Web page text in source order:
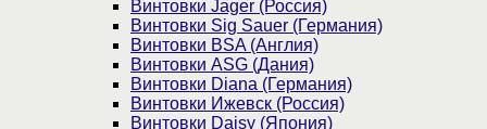
Винтовки Jager (Россия)
Винтовки Sig Sauer (Германия)
Винтовки BSA (Англия)
Винтовки ASG (Дания)
Винтовки Diana (Германия)
Винтовки Ижевск (Россия)
Винтовки Daisy (Япония)